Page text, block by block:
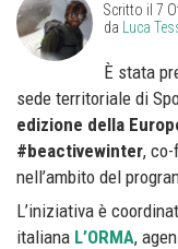
Scritto il 7
da
Luca
È stata
sede territoriale di
edizione della
#beactivewinter,
nell’ambito del
L’iniziativa è
italiana L’ORMA,